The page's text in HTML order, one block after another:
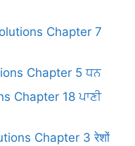
Chapter 7
Chapter 5 ਧਨ
Chapter 18 ਪਾਣੀ
Chapter 3 रेशों